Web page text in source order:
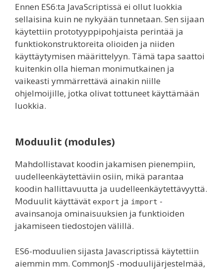
Ennen ES6:ta JavaScriptissä ei ollut luokkia
sellaisina kuin ne nykyään tunnetaan. Sen sijaan
käytettiin prototyyppipohjaista perintää ja
funktiokonstruktoreita olioiden ja niiden
käyttäytymisen määrittelyyn. Tämä tapa saattoi
kuitenkin olla hieman monimutkainen ja
vaikeasti ymmärrettävä ainakin niille
ohjelmoijille, jotka olivat tottuneet käyttämään
luokkia.
Moduulit (modules)
Mahdollistavat koodin jakamisen pienempiin,
uudelleenkäytettäviin osiin, mikä parantaa
koodin hallittavuutta ja uudelleenkäytettävyyttä.
Moduulit käyttävät export ja import -
avainsanoja ominaisuuksien ja funktioiden
jakamiseen tiedostojen välillä.
ES6-moduulien sijasta Javascriptissä käytettiin
aiemmin mm. CommonJS -moduulijärjestelmää,